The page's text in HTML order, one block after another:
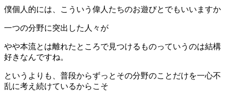
僕個人的には、こういう偉人たちのお遊びとでもいいますか
一つの分野に突出した人々が
やや本流とは離れたところで見つけるものっていうのは結構
好きなんですね。
というよりも、普段からずっとその分野のことだけを一心不
乱に考え続けているからこそ